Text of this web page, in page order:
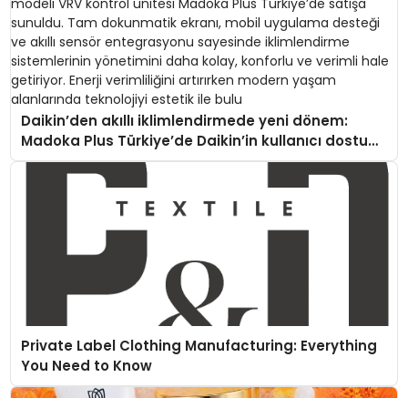
Daikin’den akıllı iklimlendirmede yeni dönem:
Madoka Plus Türkiye’de Daikin’in kullanıcı dostu
tasarımıyla öne çıkan Madoka ailesinin yeni nesil
teknolojilerle donatılmış son modeli VRV kontrol
ünitesi Madoka Plus Türkiye’de satışa sunuldu.
Tam dokunmatik ekranı, mobil uygulama desteği
iklimlendirme sistemlerinin yönetimini daha kolay,
konforlu ve verimli hale getiriyor. Enerji verimliliğini
artırırken modern yaşam alanlarında teknolojiyi
Private Label Clothing Manufacturing: Everything
You Need to Know